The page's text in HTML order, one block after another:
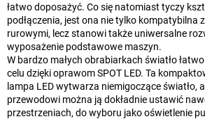
łatwo doposażyć. Co się natomiast tyczy
podłączenia, jest ona nie tylko kompatybilna
rurowymi, lecz stanowi także uniwersalne
wyposażenie podstawowe maszyn.
W bardzo małych obrabiarkach światło
celu dzięki oprawom SPOT LED. Ta
lampa LED wytwarza niemigoczące światło,
przewodowi można ją dokładnie ustawić
przestrzeniach, do wyboru jako oświetlenie